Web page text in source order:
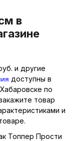
в
и другие
доступны в
по
товар
и
Топпер Прости